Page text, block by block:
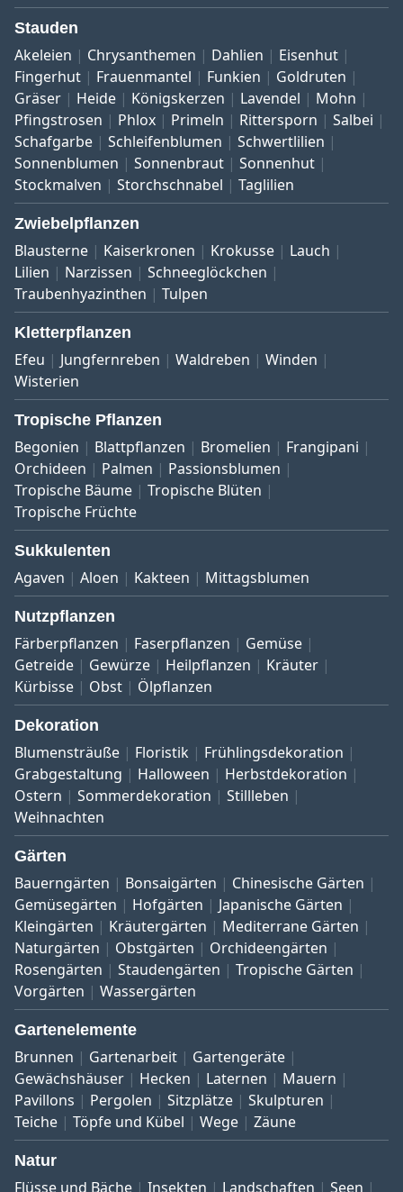
Stauden
Akeleien Chrysanthemen Dahlien
Eisenhut
Fingerhut
Frauenmantel Funkien
Goldruten
Gräser
Heide Königskerzen Lavendel
Mohn
Pfingstrosen
Phlox Primeln Rittersporn
Salbei
Schafgarbe
Schleifenblumen
Schwertlilien
Sonnenblumen
Sonnenbraut
Sonnenhut
Stockmalven
Storchschnabel Taglilien
Zwiebelpflanzen
Blausterne Kaiserkronen Krokusse
Lauch
Lilien
Narzissen
Schneeglöckchen
Traubenhyazinthen
Tulpen
Kletterpflanzen
Efeu Jungfernreben Waldreben
Winden
Wisterien
Tropische Pflanzen
Begonien Blattpflanzen Bromelien
Frangipani
Orchideen
Palmen
Passionsblumen
Tropische Bäume
Tropische Blüten
Tropische Früchte
Sukkulenten
Agaven Aloen Kakteen Mittagsblumen
Nutzpflanzen
Färberpflanzen Faserpflanzen
Gemüse
Getreide
Gewürze Heilpflanzen
Kräuter
Kürbisse
Obst Ölpflanzen
Dekoration
Blumensträuße Floristik
Frühlingsdekoration
Grabgestaltung
Halloween
Herbstdekoration
Ostern
Sommerdekoration
Stillleben
Weihnachten
Gärten
Bauerngärten Bonsaigärten
Chinesische Gärten
Gemüsegärten
Hofgärten
Japanische Gärten
Kleingärten
Kräutergärten
Mediterrane Gärten
Naturgärten
Obstgärten
Orchideengärten
Rosengärten
Staudengärten
Tropische Gärten
Vorgärten
Wassergärten
Gartenelemente
Brunnen Gartenarbeit
Gartengeräte
Gewächshäuser
Hecken Laternen
Mauern
Pavillons
Pergolen Sitzplätze
Skulpturen
Teiche
Töpfe und Kübel Wege Zäune
Natur
Flüsse und Bäche Insekten Landschaften Seen